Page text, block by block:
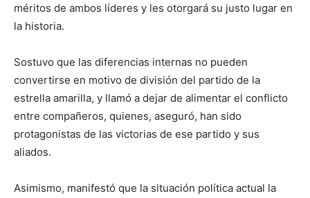
méritos de ambos líderes y les otorgará su justo lugar en
la historia.
Sostuvo que las diferencias internas no pueden
convertirse en motivo de división del partido de la
estrella amarilla, y llamó a dejar de alimentar el conflicto
entre compañeros, quienes, aseguró, han sido
protagonistas de las victorias de ese partido y sus
aliados.
Asimismo, manifestó que la situación política actual la